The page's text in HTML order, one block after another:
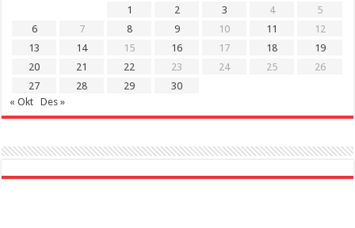
1
2 3 4
5
6
7 8 9 10 11
12
13
14 15 16 17 18
19
20
21 22 23 24 25
26
27
28 29
30
« Okt
Des »